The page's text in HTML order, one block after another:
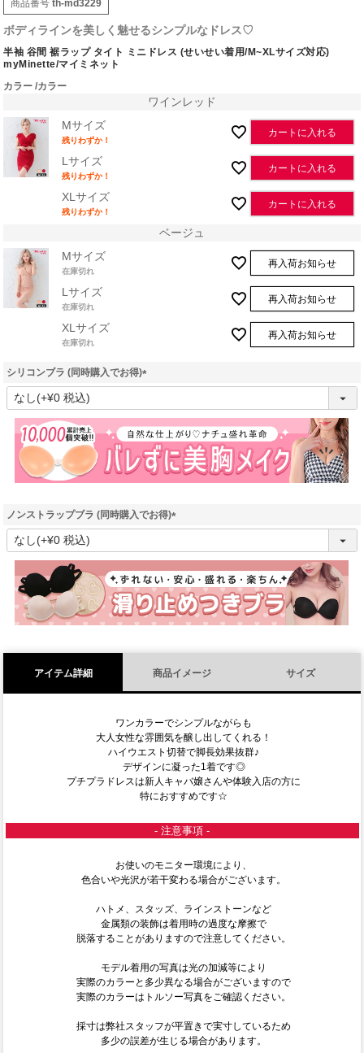
商品番号 th-md3229
ボディラインを美しく魅せるシンプルなドレス♡
半袖 谷間 裾ラップ タイト ミニドレス (せいせい着用/M~XLサイズ対応)
myMinette/マイミネット
カラー カラー
ワインレッド
Mサイズ
残りわずか！
カートに入れる
Lサイズ
残りわずか！
カートに入れる
XLサイズ
残りわずか！
カートに入れる
ベージュ
Mサイズ
在庫切れ
再入荷お知らせ
Lサイズ
在庫切れ
再入荷お知らせ
XLサイズ
在庫切れ
再入荷お知らせ
シリコンブラ (同時購入でお得)
(
須
)
ノンストラップブラ (同時購入でお得)
(
須
)
アイテム詳細 商品イメージ サイズ
ワンカラーでシンプルながらも
大人女性な雰囲気を醸し出してくれる！
ハイウエスト切替で脚長効果抜群♪
デザインに凝った1着です◎
プチプラドレスは新人キャバ嬢さんや体験入店の方に
特におすすめです☆
- 注意事項 -
お使いのモニター環境により、
色合いや光沢が若干変わる場合がございます。
ハトメ、スタッズ、ラインストーンなど
金属類の装飾は着用時の過度な摩擦で
脱落することがありますので注意してください。
モデル着用の写真は光の加減等により
実際のカラーと多少異なる場合がございますので
実際のカラーはトルソー写真をご確認ください。
採寸は弊社スタッフが平置きで実寸しているため
多少の誤差が生じる場合があります。